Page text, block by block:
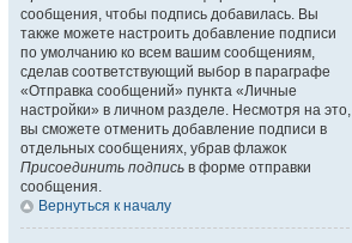
сообщения, чтобы подпись добавилась. Вы
также можете настроить добавление подписи
по умолчанию ко всем вашим сообщениям,
сделав соответствующий выбор в параграфе
«Отправка сообщений» пункта «Личные
настройки» в личном разделе. Несмотря на это,
вы сможете отменить добавление подписи в
отдельных сообщениях, убрав флажок
Присоединить подпись в форме отправки
сообщения.
Вернуться к началу